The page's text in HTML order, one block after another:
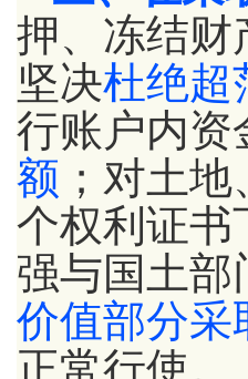
押、冻结财
坚决杜绝超
行账户内资
额 ；对土
个权利证书
强与国土部
价值部分采
正常行使。